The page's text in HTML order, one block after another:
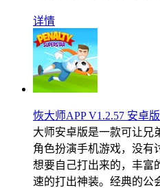
详情
恢大师APP V1.2.57 安卓版
大师安卓版是一款可让兄
角色扮演手机游戏，没有
想要自己打出来的，丰富
速的打出神装。经典的公